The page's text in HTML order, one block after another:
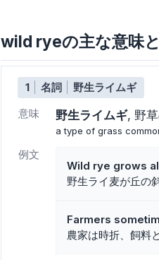
wild ryeの主な意味
1 名詞
野生ライムギ
意味
野生ライムギ 野
a type of grass
例文
Wild rye grows
野生ライ麦が丘の
Farmers
農家は時折、飼料